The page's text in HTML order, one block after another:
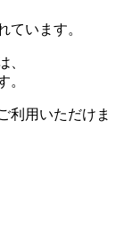
ています。
、
。
利用いただけま